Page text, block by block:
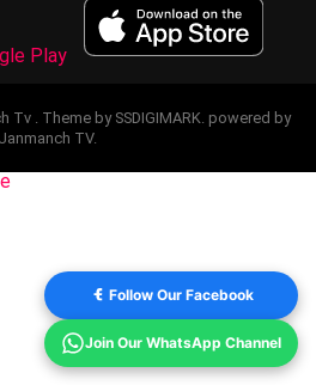
Tv . Theme by SSDIGIMARK. powered by
Janmanch TV.
Follow Our Facebook
Join Our WhatsApp Channel